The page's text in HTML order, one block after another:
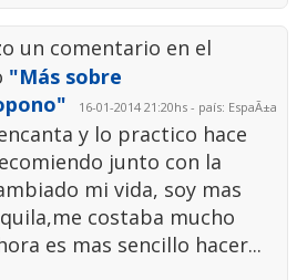
un comentario en el
"Más sobre
16-01-2014 21:20hs - país: EspaÃ±a
y lo practico hace
junto con la
mi vida, soy mas
costaba mucho
es mas sencillo hacer...